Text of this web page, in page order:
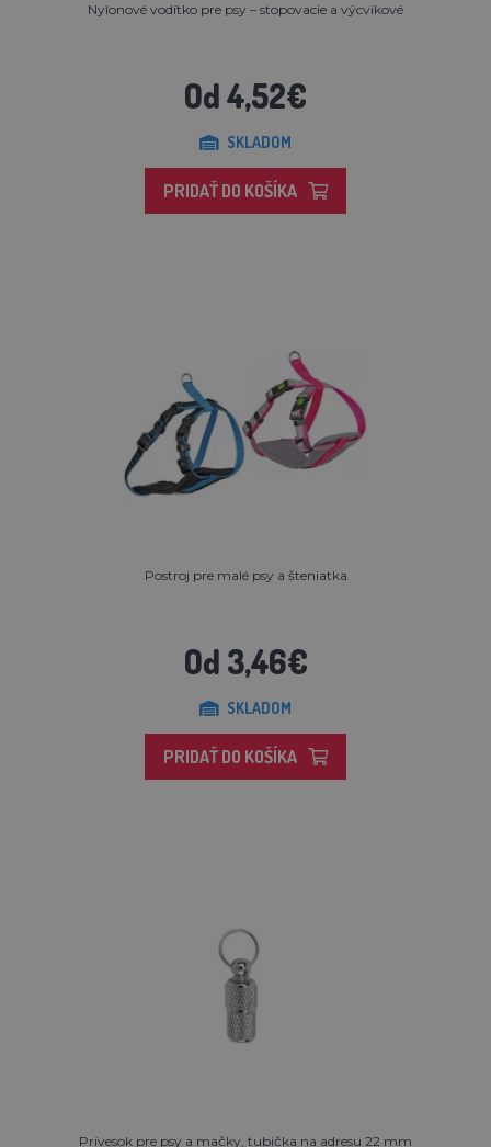
Nylonové vodítko pre psy – stopovacie a výcvikové
Od 4,52€
SKLADOM
PRIDAŤ DO KOŠÍKA
Postroj pre malé psy a šteniatka
Od 3,46€
SKLADOM
PRIDAŤ DO KOŠÍKA
Prívesok pre psy a mačky, tubička na adresu 22 mm